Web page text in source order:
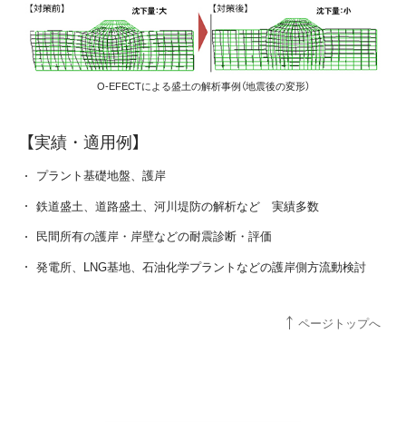
O-EFECTによる盛土の解析事例（地震後の変形）
【実績・適用例】
プラント基礎地盤、護岸
鉄道盛土、道路盛土、河川堤防の解析など 実績多数
民間所有の護岸・岸壁などの耐震診断・評価
発電所、LNG基地、石油化学プラントなどの護岸側方流動検討
ページトップへ